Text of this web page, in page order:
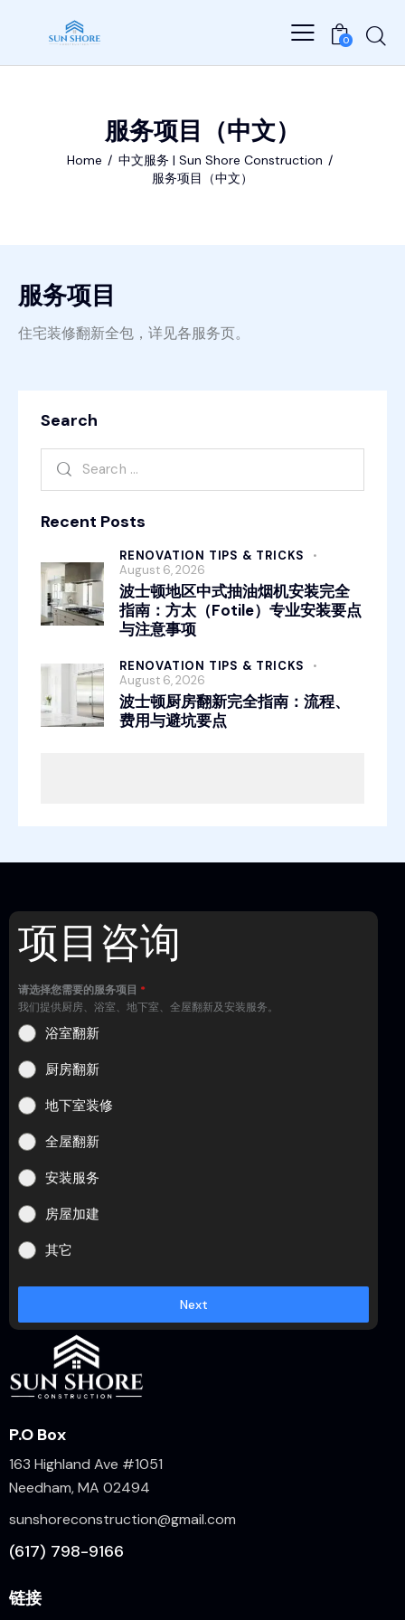
0
服务项目（中文）
Home
中文服务 | Sun Shore Construction
服务项目（中文）
服务项目
住宅装修翻新全包，详见各服务页。
Search
Recent Posts
RENOVATION TIPS & TRICKS
August 6, 2026
波士顿地区中式抽油烟机安装完全
指南：方太（Fotile）专业安装要点
与注意事项
RENOVATION TIPS & TRICKS
August 6, 2026
波士顿厨房翻新完全指南：流程、
费用与避坑要点
项目咨询
请选择您需要的服务项目 *
我们提供厨房、浴室、地下室、全屋翻新及安装服务。
浴室翻新
厨房翻新
地下室装修
全屋翻新
安装服务
房屋加建
其它
Next
P.O Box
163 Highland Ave #1051
Needham, MA 02494
sunshoreconstruction@gmail.com
(617) 798-9166
链接